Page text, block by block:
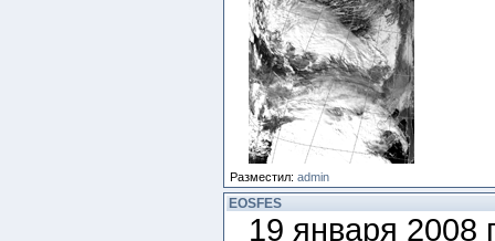
Разместил: admin
EOSFES
19 января 2008